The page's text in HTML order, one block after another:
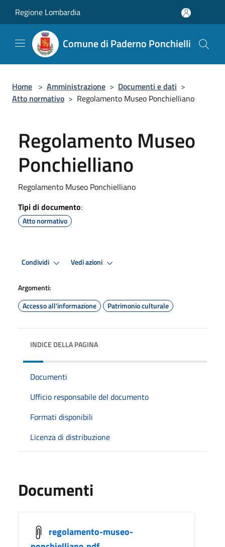
Regione Lombardia
Comune di Paderno Ponchielli
Home > Amministrazione > Documenti e dati >
Atto normativo > Regolamento Museo Ponchielliano
Regolamento Museo
Ponchielliano
Regolamento Museo Ponchielliano
Tipi di documento:
Atto normativo
Condividi Vedi azioni
Argomenti:
Accesso all'informazione
Patrimonio culturale
INDICE DELLA PAGINA
Documenti
Ufficio responsabile del documento
Formati disponibili
Licenza di distribuzione
Documenti
regolamento-museo-